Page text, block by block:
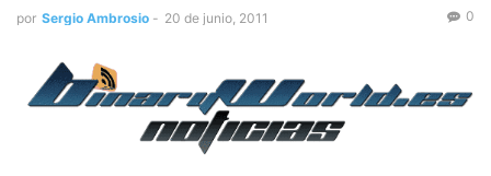
por Sergio Ambrosio - 20 de junio, 2011 0